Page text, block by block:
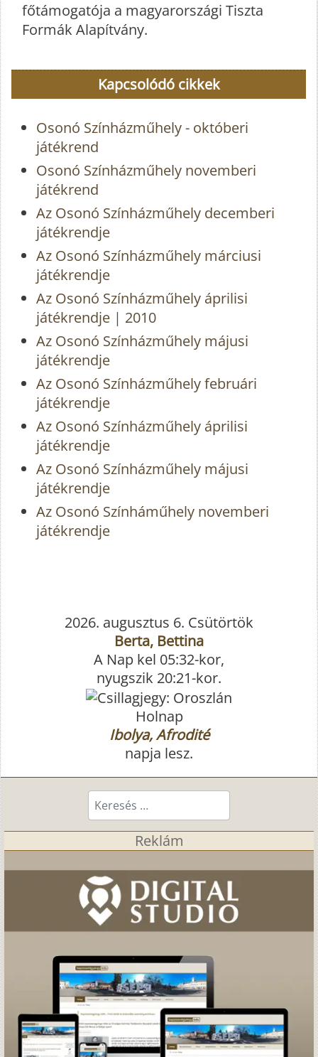
főtámogatója a magyarországi Tiszta
Formák Alapítvány.
Kapcsolódó cikkek
Osonó Színházműhely - októberi
játékrend
Osonó Színházműhely novemberi
játékrend
Az Osonó Színházműhely decemberi
játékrendje
Az Osonó Színházműhely márciusi
játékrendje
Az Osonó Színházműhely áprilisi
játékrendje | 2010
Az Osonó Színházműhely májusi
játékrendje
Az Osonó Színházműhely februári
játékrendje
Az Osonó Színházműhely áprilisi
játékrendje
Az Osonó Színházműhely májusi
játékrendje
Az Osonó Színháműhely novemberi
játékrendje
2026. augusztus 6. Csütörtök
Berta, Bettina
A Nap kel 05:32-kor,
nyugszik 20:21-kor.
Holnap
Ibolya, Afrodité
napja lesz.
Keresés...
Reklám